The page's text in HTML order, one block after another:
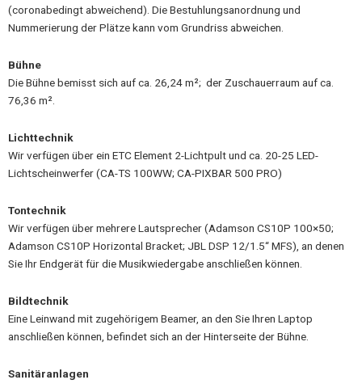
(coronabedingt abweichend). Die Bestuhlungsanordnung und
Nummerierung der Plätze kann vom Grundriss abweichen.
Bühne
Die Bühne bemisst sich auf ca. 26,24 m²; der Zuschauerraum auf ca.
76,36 m².
Lichttechnik
Wir verfügen über ein ETC Element 2-Lichtpult und ca. 20-25 LED-
Lichtscheinwerfer (CA-TS 100WW; CA-PIXBAR 500 PRO)
Tontechnik
Wir verfügen über mehrere Lautsprecher (Adamson CS10P 100×50;
Adamson CS10P Horizontal Bracket; JBL DSP 12/1.5‘‘ MFS), an denen
Sie Ihr Endgerät für die Musikwiedergabe anschließen können.
Bildtechnik
Eine Leinwand mit zugehörigem Beamer, an den Sie Ihren Laptop
anschließen können, befindet sich an der Hinterseite der Bühne.
Sanitäranlagen